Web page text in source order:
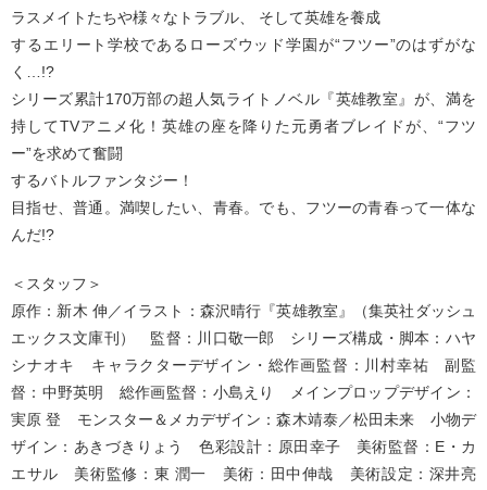
ラスメイトたちや様々なトラブル、 そして英雄を養成
するエリート学校であるローズウッド学園が“フツー”のはずがな
く…!?
シリーズ累計170万部の超人気ライトノベル『英雄教室』が、満を
持してTVアニメ化！英雄の座を降りた元勇者ブレイドが、“フツ
ー”を求めて奮闘
するバトルファンタジー！
目指せ、普通。満喫したい、青春。でも、フツーの青春って一体な
んだ!?
＜スタッフ＞
原作：新木 伸／イラスト：森沢晴行『英雄教室』（集英社ダッシュ
エックス文庫刊） 監督：川口敬一郎 シリーズ構成・脚本：ハヤ
シナオキ キャラクターデザイン・総作画監督：川村幸祐 副監
督：中野英明 総作画監督：小島えり メインプロップデザイン：
実原 登 モンスター＆メカデザイン：森木靖泰／松田未来 小物デ
ザイン：あきづきりょう 色彩設計：原田幸子 美術監督：E・カ
エサル 美術監修：東 潤一 美術：田中伸哉 美術設定：深井亮